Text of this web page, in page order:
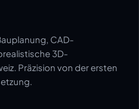
CAD-
3D-
Präzision von der ersten